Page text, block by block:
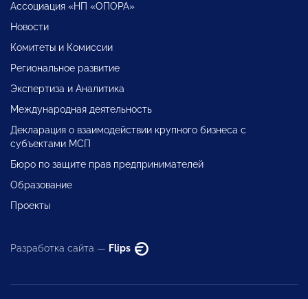
Ассоциация «НП «ОПОРА»
Новости
Комитеты и Комиссии
Региональное развитие
Экспертиза и Аналитика
Международная деятельность
Декларация о взаимодействии крупного бизнеса с
субъектами МСП
Бюро по защите прав предпринимателей
Образование
Проекты
Разработка сайта — Flips